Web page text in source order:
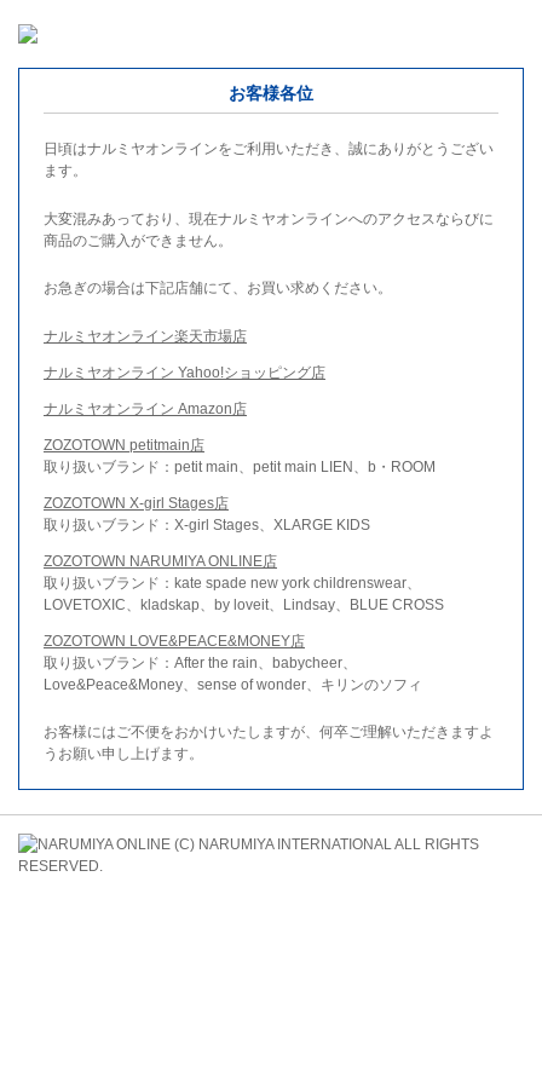
お客様各位
日頃はナルミヤオンラインをご利用いただき、誠にありがとうござい
ます。
大変混みあっており、現在ナルミヤオンラインへのアクセスならびに
商品のご購入ができません。
お急ぎの場合は下記店舗にて、お買い求めください。
ナルミヤオンライン楽天市場店
ナルミヤオンライン Yahoo!ショッピング店
ナルミヤオンライン Amazon店
ZOZOTOWN petitmain店
取り扱いブランド：petit main、petit main LIEN、b・ROOM
ZOZOTOWN X-girl Stages店
取り扱いブランド：X-girl Stages、XLARGE KIDS
ZOZOTOWN NARUMIYA ONLINE店
取り扱いブランド：kate spade new york childrenswear、
LOVETOXIC、kladskap、by loveit、Lindsay、BLUE CROSS
ZOZOTOWN LOVE&PEACE&MONEY店
取り扱いブランド：After the rain、babycheer、
Love&Peace&Money、sense of wonder、キリンのソフィ
お客様にはご不便をおかけいたしますが、何卒ご理解いただきますよ
うお願い申し上げます。